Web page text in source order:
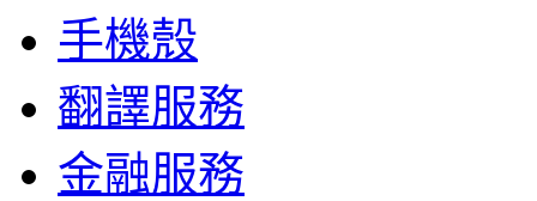
手機殼
翻譯服務
金融服務